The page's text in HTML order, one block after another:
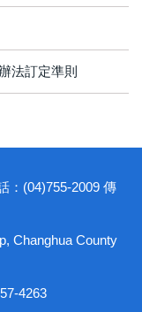
法訂定準則
：(04)755-2009 傳
Changhua County
4263